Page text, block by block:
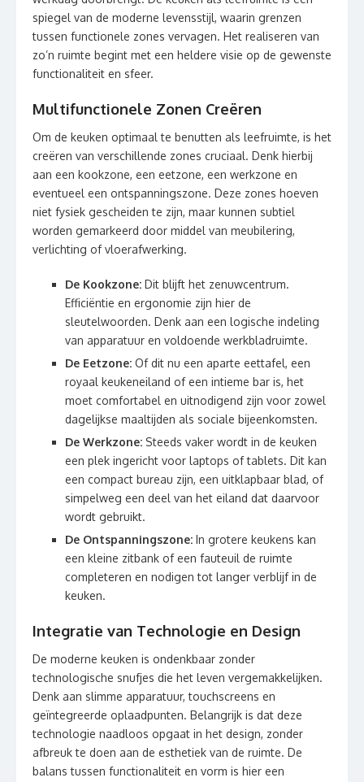
spiegel van de moderne levensstijl, waarin grenzen
tussen functionele zones vervagen. Het realiseren van
zo’n ruimte begint met een heldere visie op de gewenste
functionaliteit en sfeer.
Multifunctionele Zonen Creëren
Om de keuken optimaal te benutten als leefruimte, is het
creëren van verschillende zones cruciaal. Denk hierbij
aan een kookzone, een eetzone, een werkzone en
eventueel een ontspanningszone. Deze zones hoeven
niet fysiek gescheiden te zijn, maar kunnen subtiel
worden gemarkeerd door middel van meubilering,
verlichting of vloerafwerking.
De Kookzone: Dit blijft het zenuwcentrum.
Efficiëntie en ergonomie zijn hier de
sleutelwoorden. Denk aan een logische indeling
van apparatuur en voldoende werkbladruimte.
De Eetzone: Of dit nu een aparte eettafel, een
royaal keukeneiland of een intieme bar is, het
moet comfortabel en uitnodigend zijn voor zowel
dagelijkse maaltijden als sociale bijeenkomsten.
De Werkzone: Steeds vaker wordt in de keuken
een plek ingericht voor laptops of tablets. Dit kan
een compact bureau zijn, een uitklapbaar blad, of
simpelweg een deel van het eiland dat daarvoor
wordt gebruikt.
De Ontspanningszone: In grotere keukens kan
een kleine zitbank of een fauteuil de ruimte
completeren en nodigen tot langer verblijf in de
keuken.
Integratie van Technologie en Design
De moderne keuken is ondenkbaar zonder
technologische snufjes die het leven vergemakkelijken.
Denk aan slimme apparatuur, touchscreens en
geïntegreerde oplaadpunten. Belangrijk is dat deze
technologie naadloos opgaat in het design, zonder
afbreuk te doen aan de esthetiek van de ruimte. De
balans tussen functionaliteit en vorm is hier een